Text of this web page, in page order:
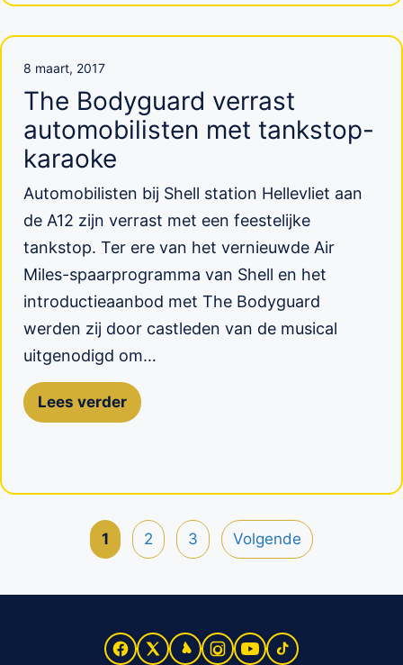
8 maart, 2017
The Bodyguard verrast
automobilisten met tankstop-
karaoke
Automobilisten bij Shell station Hellevliet aan
de A12 zijn verrast met een feestelijke
tankstop. Ter ere van het vernieuwde Air
Miles-spaarprogramma van Shell en het
introductieaanbod met The Bodyguard
werden zij door castleden van de musical
uitgenodigd om…
Lees verder
1 2 3 Volgende